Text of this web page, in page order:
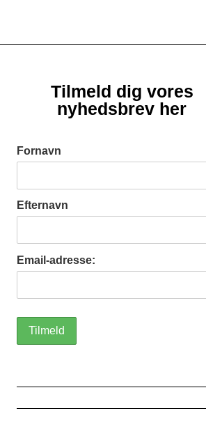
Tilmeld dig vores
nyhedsbrev her
Fornavn
Efternavn
Email-adresse: